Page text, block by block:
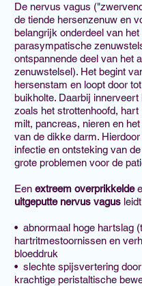
De nervus vagus
de tiende hersenzenuw en
belangrijk onderdeel van het
parasympatische
ontspannende deel van het
zenuwstelsel). Het begint
hersenstam en loopt door
buikholte. Daarbij innerveert
zoals het strottenhoofd,
milt, pancreas, nieren en
van de dikke darm.
infectie en ontsteking van
grote problemen voor de
Een extreem overprikkelde
uitgeputte nervus vagus
• abnormaal hoge hartslag
hartritmestoornissen en
bloeddruk
• slechte spijsvertering
krachtige peristaltische